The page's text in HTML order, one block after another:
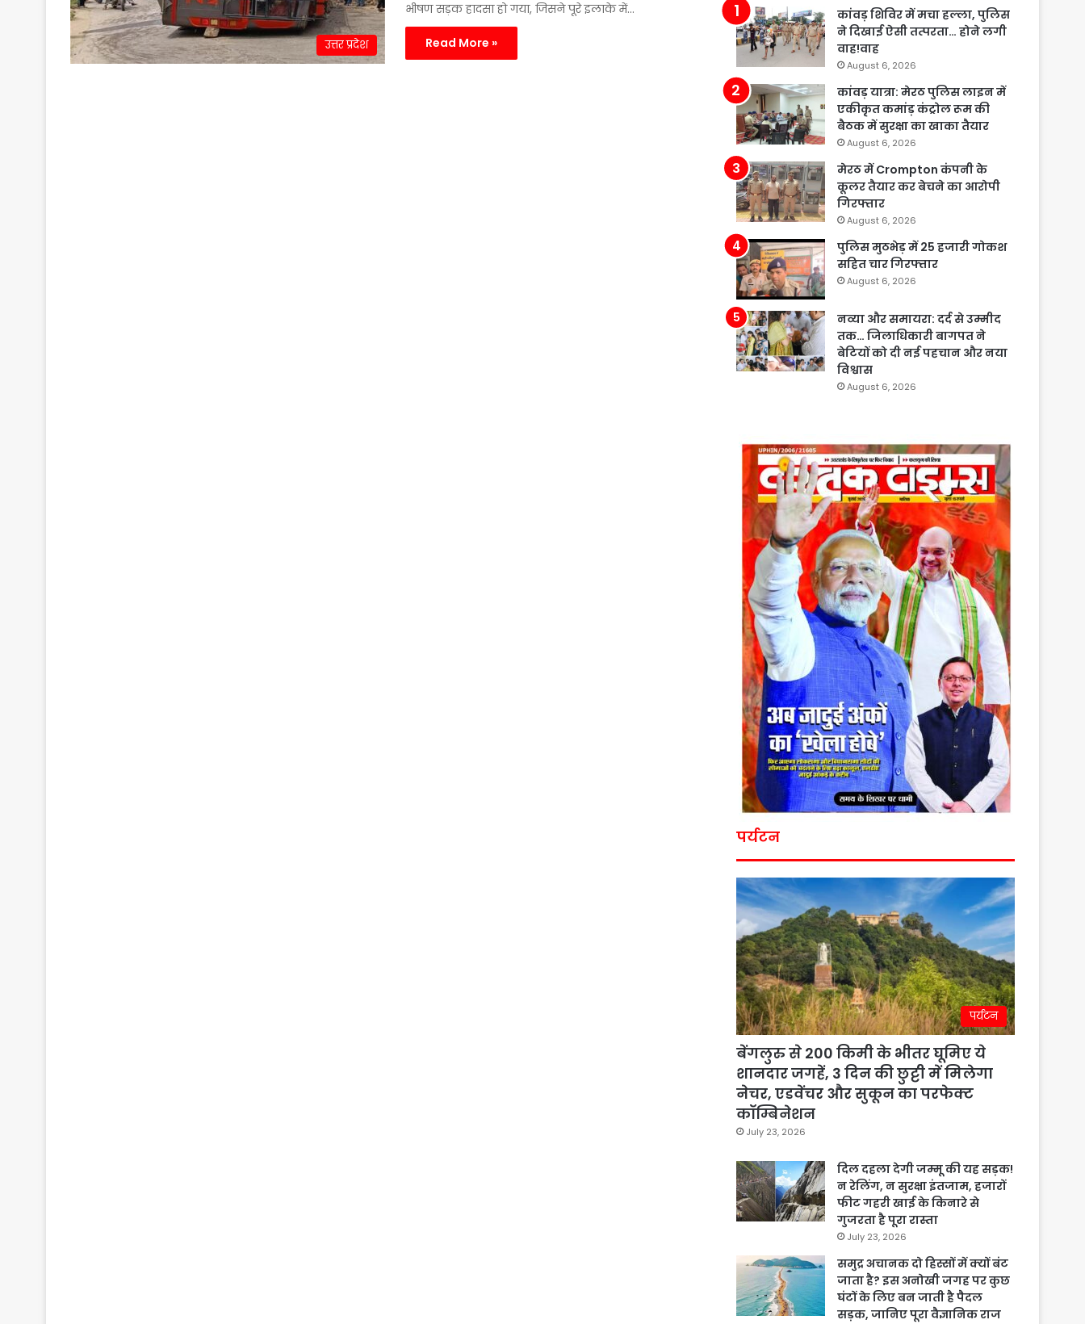
उत्तर प्रदेश
भीषण सड़क हादसा हो गया, जिसने पूरे इलाके में…
Read More »
कांवड़ शिविर में मचा हल्ला, पुलिस
ने दिखाई ऐसी तत्परता… होने लगी
वाह!वाह
August 6, 2026
कांवड़ यात्रा: मेरठ पुलिस लाइन में
एकीकृत कमांड़ कंट्रोल रूम की
बैठक में सुरक्षा का खाका तैयार
August 6, 2026
मेरठ में Crompton कंपनी के
कूलर तैयार कर बेचने का आरोपी
गिरफ्तार
August 6, 2026
पुलिस मुठभेड़ में 25 हजारी गोकश
सहित चार गिरफ्तार
August 6, 2026
नव्या और समायरा: दर्द से उम्मीद
तक… जिलाधिकारी बागपत ने
बेटियों को दी नई पहचान और नया
विश्वास
August 6, 2026
पर्यटन
पर्यटन
बेंगलुरु से 200 किमी के भीतर घूमिए ये
शानदार जगहें, 3 दिन की छुट्टी में मिलेगा
नेचर, एडवेंचर और सुकून का परफेक्ट
कॉम्बिनेशन
July 23, 2026
दिल दहला देगी जम्मू की यह सड़क!
न रेलिंग, न सुरक्षा इंतजाम, हजारों
फीट गहरी खाई के किनारे से
गुजरता है पूरा रास्ता
July 23, 2026
समुद्र अचानक दो हिस्सों में क्यों बंट
जाता है? इस अनोखी जगह पर कुछ
घंटों के लिए बन जाती है पैदल
सड़क, जानिए पूरा वैज्ञानिक राज